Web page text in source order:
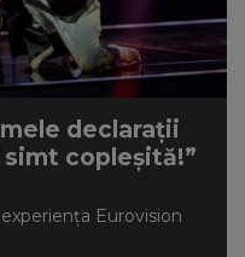
declarații
simt copleșită!”
Eurovision